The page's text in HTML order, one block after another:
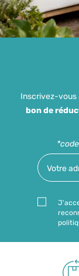
Inscrivez-vous
bon de